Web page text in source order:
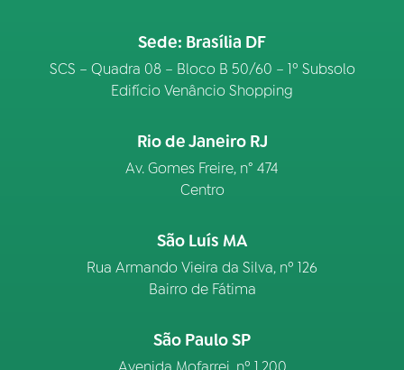
Sede: Brasília DF
SCS – Quadra 08 – Bloco B 50/60 – 1º Subsolo
Edifício Venâncio Shopping
Rio de Janeiro RJ
Av. Gomes Freire, n° 474
Centro
São Luís MA
Rua Armando Vieira da Silva, nº 126
Bairro de Fátima
São Paulo SP